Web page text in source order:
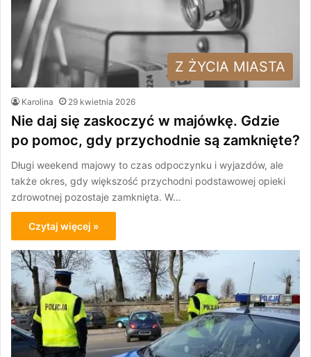
Z ŻYCIA MIASTA
Karolina 29 kwietnia 2026
Nie daj się zaskoczyć w majówkę. Gdzie
po pomoc, gdy przychodnie są zamknięte?
Długi weekend majowy to czas odpoczynku i wyjazdów, ale
także okres, gdy większość przychodni podstawowej opieki
zdrowotnej pozostaje zamknięta. W…
Czytaj więcej »